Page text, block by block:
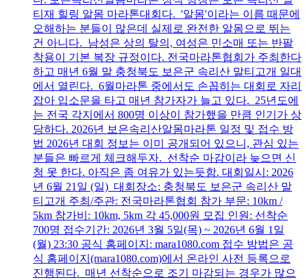
티재 힐링 알몸 마라톤대회다. '알몸'이라는 이름 때문에
오해하는 분들이 많은데 실제로 완전한 알몸으로 뛰는
건 아니다. 남성은 상의 탈의, 여성은 민소매 또는 반팔
착용이 기본 복장 규정이다. 전국마라톤협회가 주최한다
하고 매년 6월 말 충청북도 보은군 속리산 말티고개 일대
에서 열린다. 6월마라톤 중에서도 손꼽히는 대회로 자리
잡아 입소문을 타고 매년 참가자가 늘고 있다. 25년도에
는 전국 각지에서 800명 이상이 참가했을 만큼 인기가 상
당하다. 2026년 보은속리산알몸마라톤 일정 및 접수 방
법 2026년 대회 정보는 이미 공개되어 있으니, 관심 있는
분들은 빠르게 체크해두자. 선착순 마감이라 늦으면 신
청 못 한다. 아직은 좀 여유가 있는듯함. 대회일시: 2026
년 6월 21일 (일) 대회장소: 충청북도 보은군 속리산 말
티고개 주최/주관: 전국마라톤협회 참가 부문: 10km /
5km 참가비: 10km, 5km 각 45,000원 모집 인원: 선착순
700명 접수기간: 2026년 3월 5일(목) ~ 2026년 6월 1일
(월) 23:30 공식 홈페이지: mara1080.com 접수 방법은 공
식 홈페이지(mara1080.com)에서 온라인 사전 등록으로
진행된다. 매년 선착순으로 조기 마감되는 경우가 많으